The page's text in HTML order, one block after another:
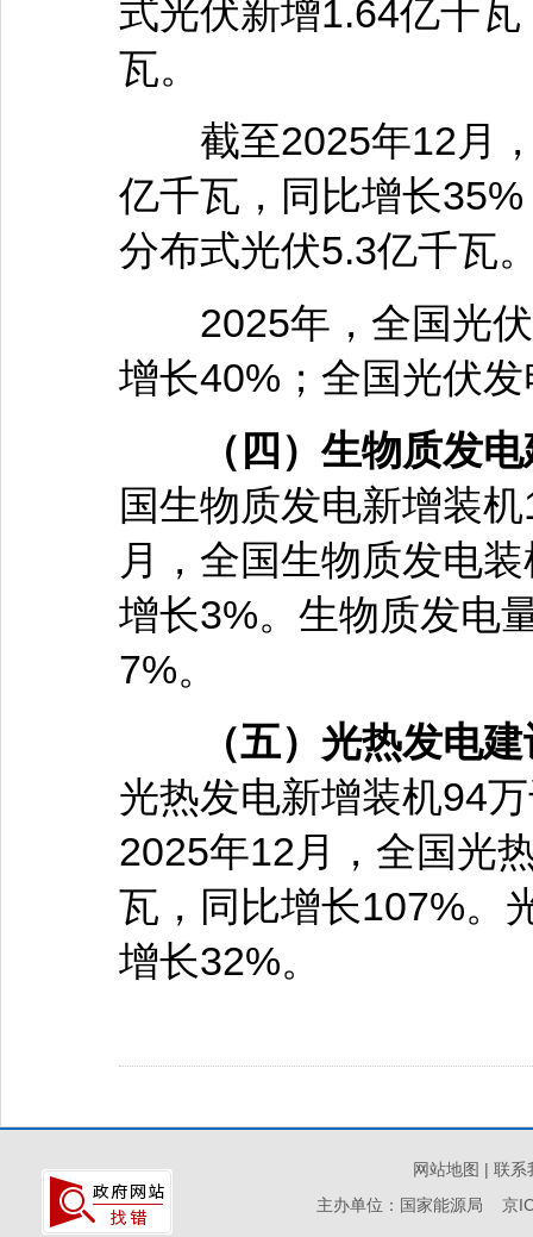
式光伏新增1.64亿千
瓦。
截至2025年12月，
亿千瓦，同比增长
分布式光伏5.3亿千瓦
2025年，全国光伏
增长40%；全国光伏
（四）生物质发
国生物质发电新增装
月，全国生物质发电
增长3%。生物质发电
7%。
（五）光热发电
光热发电新增装机94
2025年12月，全国光
瓦，同比增长107%。
增长32%。